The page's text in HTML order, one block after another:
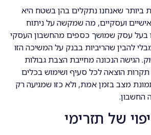
ביותר שאנחנו נתקלים בהן בשטח היא
ועסקיים, מה שמקשה על ניתוח
בעל עסק שמושך כספים מהחשבון העסקי
להבין שהריביות בבנק על המשיכה הזו
הגישה הנכונה מחייבת הצבת גבולות
תקרות הוצאה לכל סעיף ושימוש בכלים
תמונת מצב בזמן אמת, ולא כזו שמגיעה רק
החשבון.
של תזרימי